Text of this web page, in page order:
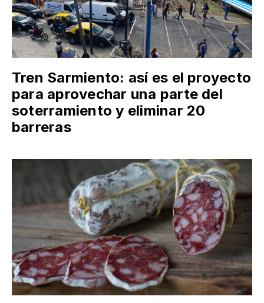
Tren Sarmiento: así es el proyecto
para aprovechar una parte del
soterramiento y eliminar 20
barreras